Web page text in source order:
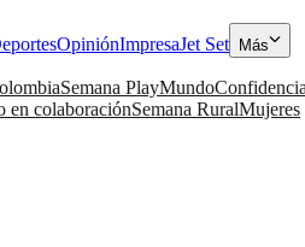
OpiniónImpresaJet Set Más
Semana PlayMundo
en colaboraciónSemana RuralMujeres